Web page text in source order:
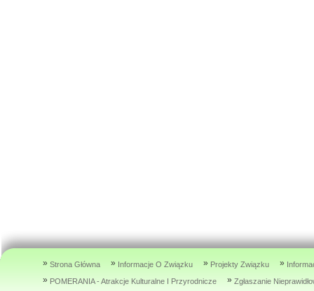
» Strona Główna » Informacje O Związku » Projekty Związku »
» POMERANIA - Atrakcje Kulturalne I Przyrodnicze » Zgłaszanie